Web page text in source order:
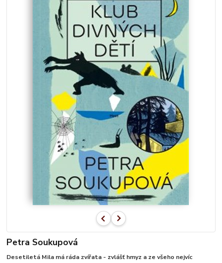
Petra Soukupová
Desetiletá Mila má ráda zvířata - zvlášť hmyz a ze všeho nejvíc